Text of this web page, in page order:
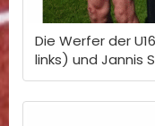
Die Werfer der
links) und Jannis